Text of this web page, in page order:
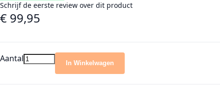
Schrijf de eerste review over dit product
€ 99,95
Aantal In Winkelwagen